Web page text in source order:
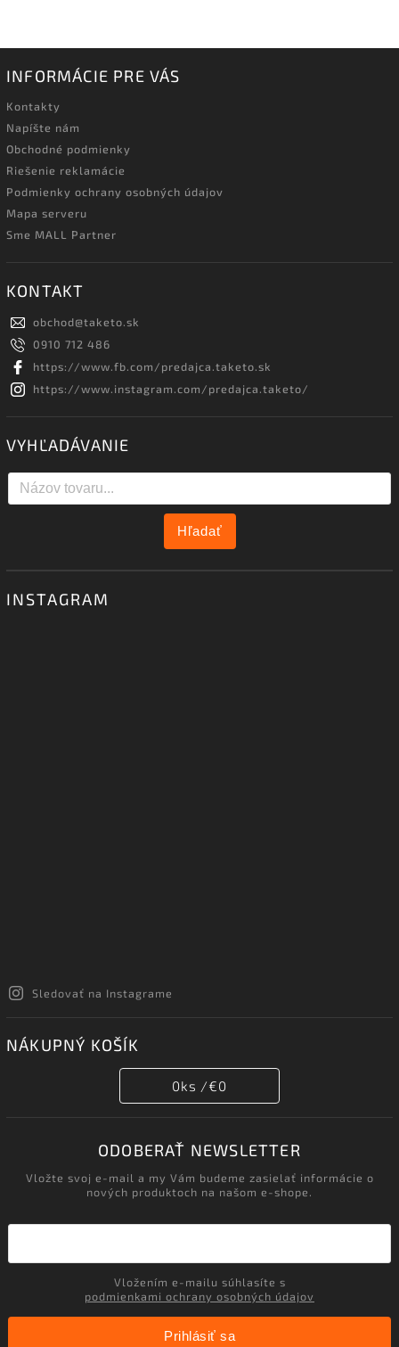
INFORMÁCIE PRE VÁS
Kontakty
Napíšte nám
Obchodné podmienky
Riešenie reklamácie
Podmienky ochrany osobných údajov
Mapa serveru
Sme MALL Partner
KONTAKT
obchod@taketo.sk
0910 712 486
https://www.fb.com/predajca.taketo.sk
https://www.instagram.com/predajca.taketo/
VYHĽADÁVANIE
Hľadať
INSTAGRAM
Sledovať na Instagrame
NÁKUPNÝ KOŠÍK
0ks /€0
ODOBERAŤ NEWSLETTER
Vložte svoj e-mail a my Vám budeme zasielať informácie o
nových produktoch na našom e-shope.
podmienkami ochrany osobných údajov
Prihlásiť sa